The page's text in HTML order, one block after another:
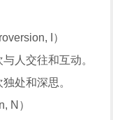
I）
人交往和互动。
处和深思。
N）